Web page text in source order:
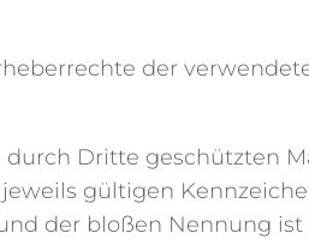
der
Dritte geschützten
gültigen
der bloßen Nennung ist